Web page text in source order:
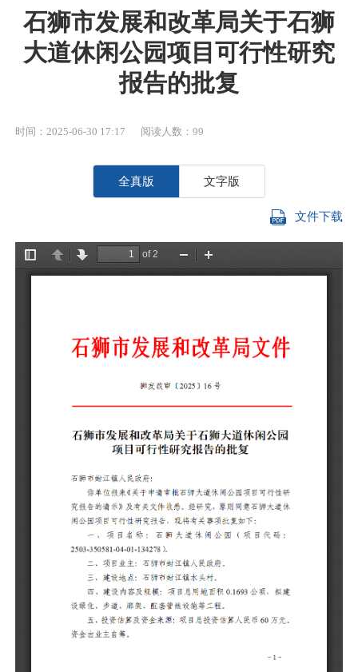
石狮市发展和改革局关于石狮
大道休闲公园项目可行性研究
报告的批复
时间：2025-06-30 17:17 阅读人数： 99
全真版 文字版
文件下载